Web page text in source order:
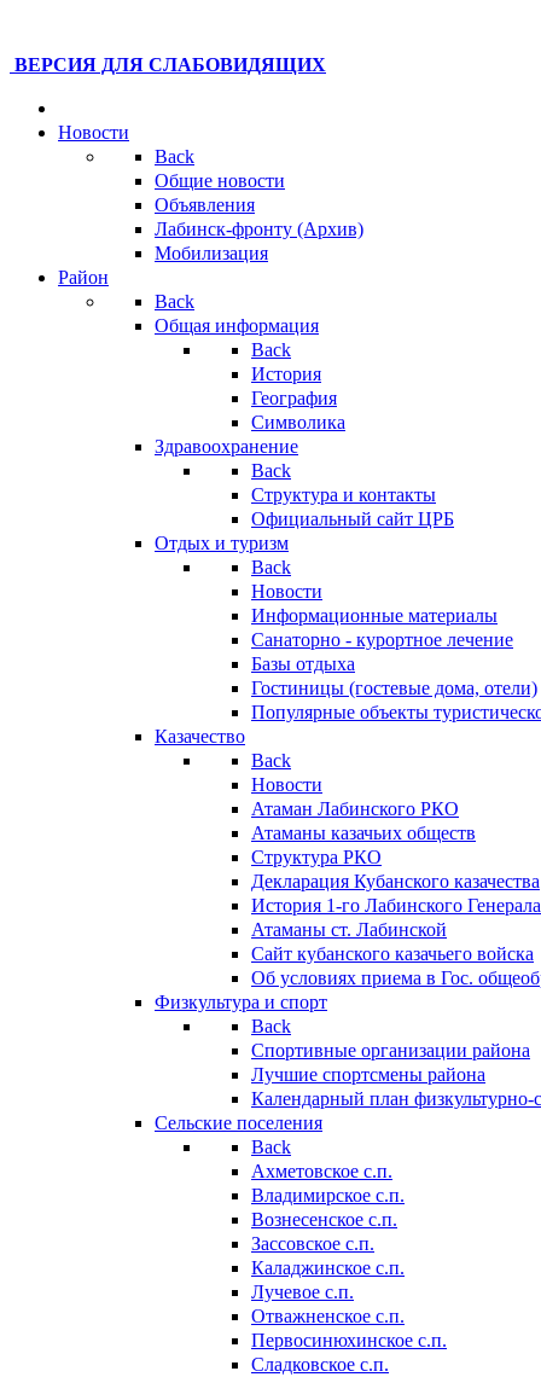
ВЕРСИЯ ДЛЯ СЛАБОВИДЯЩИХ
Новости
Back
Общие новости
Объявления
Лабинск-фронту (Архив)
Мобилизация
Район
Back
Общая информация
Back
История
География
Символика
Здравоохранение
Back
Структура и контакты
Официальный сайт ЦРБ
Отдых и туризм
Back
Новости
Информационные материалы
Санаторно - курортное лечение
Базы отдыха
Гостиницы (гостевые дома, отели)
Популярные объекты
Казачество
Back
Новости
Атаман Лабинского РКО
Атаманы казачьих обществ
Структура РКО
Декларация Кубанского казачества
История 1-го Лабинского
Атаманы ст. Лабинской
Cайт кубанского казачьего войска
Об условиях приема в Гос.
Физкультура и спорт
Back
Спортивные организации района
Лучшие спортсмены района
Календарный план
Сельские поселения
Back
Ахметовское с.п.
Владимирское с.п.
Вознесенское с.п.
Зассовское с.п.
Каладжинское с.п.
Лучевое с.п.
Отважненское с.п.
Первосинюхинское с.п.
Сладковское с.п.